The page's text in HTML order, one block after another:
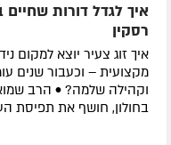
איך לגדל דורות
רסקין
איך זוג צעיר יוצא למקום
מקצועית – וכעבור שנים
וקהילה שלמה? • הרב
בחולון, חושף את תפיסת